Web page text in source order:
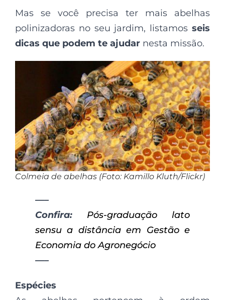
Mas se você precisa ter mais abelhas
polinizadoras no seu jardim, listamos seis
dicas que podem te ajudar nesta missão.
Colmeia de abelhas (Foto: Kamillo Kluth/Flickr)
—–
Confira: Pós-graduação lato
sensu a distância em Gestão e
Economia do Agronegócio
—–
Espécies